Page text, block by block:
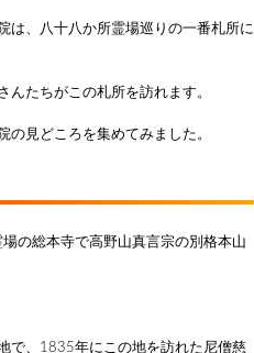
は、八十八か所霊場巡りの一番札所に
たちがこの札所を訪れます。
見どころを集めてみました。
の総本寺で高野山真言宗の別格本山
で、1835年にこの地を訪れた尼僧慈